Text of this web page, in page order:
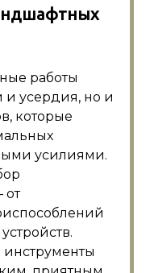
работы
и усердия, но и
которые
усилиями.
от